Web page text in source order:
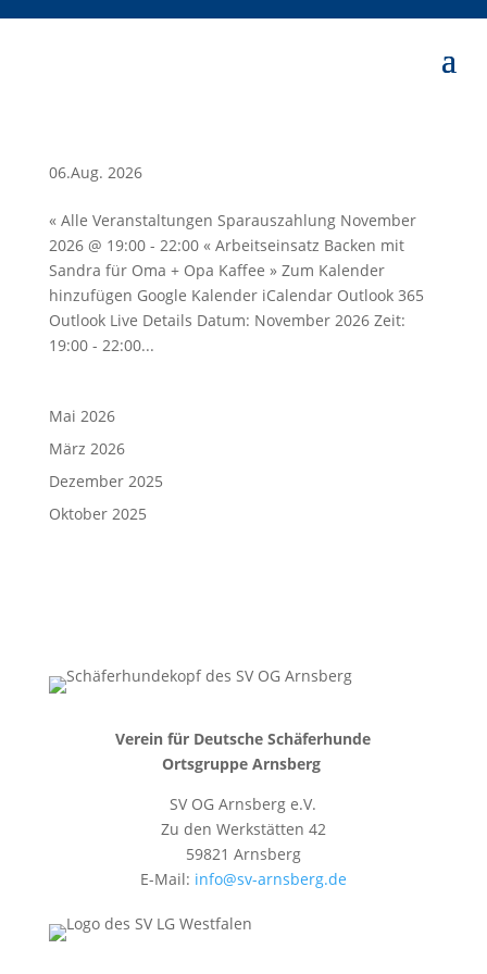
06.Aug. 2026
« Alle Veranstaltungen Sparauszahlung November
2026 @ 19:00 - 22:00 « Arbeitseinsatz Backen mit
Sandra für Oma + Opa Kaffee » Zum Kalender
hinzufügen Google Kalender iCalendar Outlook 365
Outlook Live Details Datum: November 2026 Zeit:
19:00 - 22:00...
Mai 2026
März 2026
Dezember 2025
Oktober 2025
Verein für Deutsche Schäferhunde
Ortsgruppe Arnsberg
SV OG Arnsberg e.V.
Zu den Werkstätten 42
59821 Arnsberg
E-Mail: info@sv-arnsberg.de